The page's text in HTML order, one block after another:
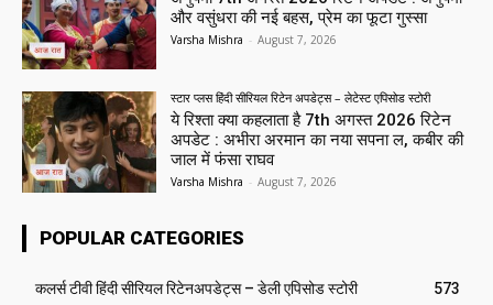
और वसुंधरा की नई बहस, प्रेम का फूटा गुस्सा
Varsha Mishra - August 7, 2026
स्टार प्लस हिंदी सीरियल रिटेन अपडेट्स – लेटेस्ट एपिसोड स्टोरी
ये रिश्ता क्या कहलाता है 7th अगस्त 2026 रिटेन
अपडेट : अभीरा अरमान का नया सपना ल, कबीर की
जाल में फंसा राघव
Varsha Mishra - August 7, 2026
POPULAR CATEGORIES
कलर्स टीवी हिंदी सीरियल रिटेनअपडेट्स – डेली एपिसोड स्टोरी 573